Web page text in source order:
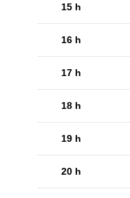
15 h
16 h
17 h
18 h
19 h
20 h